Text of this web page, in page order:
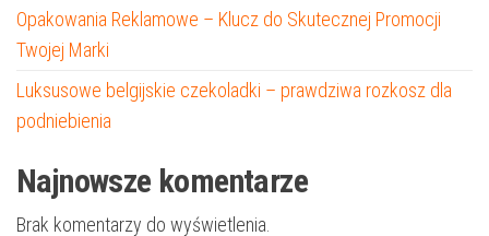
Opakowania Reklamowe – Klucz do Skutecznej Promocji
Twojej Marki
Luksusowe belgijskie czekoladki – prawdziwa rozkosz dla
podniebienia
Najnowsze komentarze
Brak komentarzy do wyświetlenia.